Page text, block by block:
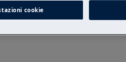
shop online di
cookie